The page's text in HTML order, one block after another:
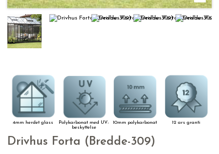
4mm herdet glass
Polykarbonat med UV-
beskyttelse
10mm polykarbonat 12 ars granti
Drivhus Forta (Bredde-309)